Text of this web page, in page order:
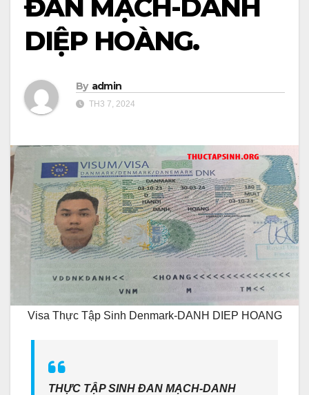
ĐAN MẠCH-DANH
DIỆP HOÀNG.
By admin
TH3 7, 2024
Visa Thực Tập Sinh Denmark-DANH DIEP HOANG
THỰC TẬP SINH ĐAN MẠCH-DANH